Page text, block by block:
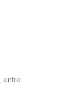
entre